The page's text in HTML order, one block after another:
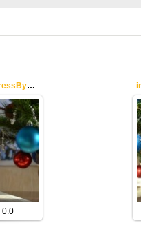
imgonline-com-ua-CompressBySize-Tp1ubHmd1nfEmCpL
0.0